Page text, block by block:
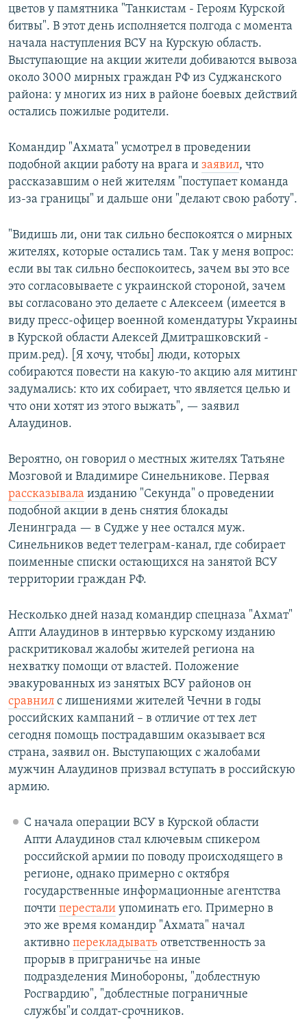
цветов у памятника "Танкистам - Героям Курской
битвы". В этот день исполняется полгода с момента
начала наступления ВСУ на Курскую область.
Выступающие на акции жители добиваются вывоза
около 3000 мирных граждан РФ из Суджанского
района: у многих из них в районе боевых действий
остались пожилые родители.
Командир "Ахмата" усмотрел в проведении
подобной акции работу на врага и заявил, что
рассказавшим о ней жителям "поступает команда
из-за границы" и дальше они "делают свою работу".
"Видишь ли, они так сильно беспокоятся о мирных
жителях, которые остались там. Так у меня вопрос:
если вы так сильно беспокоитесь, зачем вы это все
это согласовываете с украинской стороной, зачем
вы согласовано это делаете с Алексеем (имеется в
виду пресс-офицер военной комендатуры Украины
в Курской области Алексей Дмитрашковский -
прим.ред). [Я хочу, чтобы] люди, которых
собираются повести на какую-то акцию аля митинг
задумались: кто их собирает, что является целью и
что они хотят из этого выжать", — заявил
Алаудинов.
Вероятно, он говорил о местных жителях Татьяне
Мозговой и Владимире Синельникове. Первая
рассказывала изданию "Секунда" о проведении
подобной акции в день снятия блокады
Ленинграда — в Судже у нее остался муж.
Синельников ведет телеграм-канал, где собирает
поименные списки остающихся на занятой ВСУ
территории граждан РФ.
Несколько дней назад командир спецназа "Ахмат"
Апти Алаудинов в интервью курскому изданию
раскритиковал жалобы жителей региона на
нехватку помощи от властей. Положение
эвакурованных из занятых ВСУ районов он
сравнил с лишениями жителей Чечни в годы
российских кампаний – в отличие от тех лет
сегодня помощь пострадавшим оказывает вся
страна, заявил он. Выступающих с жалобами
мужчин Алаудинов призвал вступать в российскую
армию.
С начала операции ВСУ в Курской области
Апти Алаудинов стал ключевым спикером
российской армии по поводу происходящего в
регионе, однако примерно с октября
государственные информационные агентства
почти пересталиупоминать его. Примерно в
это же время командир "Ахмата" начал
активно перекладыватьответственность за
прорыв в приграничье на иные
подразделения Минобороны, "доблестную
Росгвардию", "доблестные пограничные
службы"и солдат-срочников.